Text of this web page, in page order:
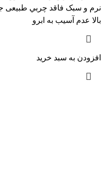
نرم و سبک فاقد چربي طبیعی
بالا عدم آسیب به ابرو
افزودن به سبد خرید